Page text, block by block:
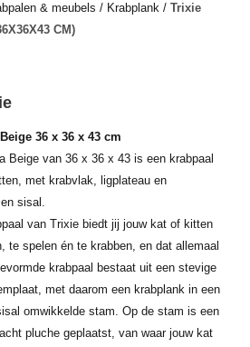
& meubels / Krabplank / Trixie
CM)
36 x 36 x 43 cm
Beige van 36 x 36 x 43 is een krabpaal
met krabvlak, ligplateau en
sisal.
van Trixie biedt jij jouw kat of kitten
te spelen én te krabben, en dat allemaal
krabpaal bestaat uit een stevige
met daarom een krabplank in een
omwikkelde stam. Op de stam is een
pluche geplaatst, van waar jouw kat